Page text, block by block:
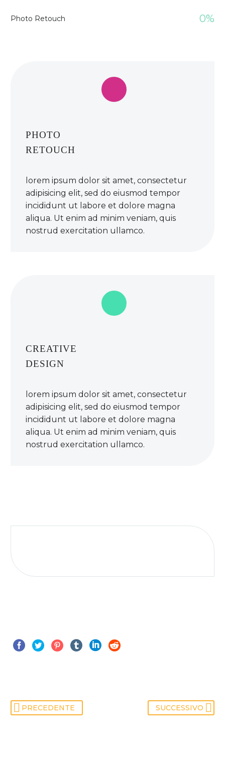
Photo Retouch 0%
PHOTO
RETOUCH
lorem ipsum dolor sit amet, consectetur
adipisicing elit, sed do eiusmod tempor
incididunt ut labore et dolore magna
aliqua. Ut enim ad minim veniam, quis
nostrud exercitation ullamco.
CREATIVE
DESIGN
lorem ipsum dolor sit amet, consectetur
adipisicing elit, sed do eiusmod tempor
incididunt ut labore et dolore magna
aliqua. Ut enim ad minim veniam, quis
nostrud exercitation ullamco.
PRECEDENTE SUCCESSIVO